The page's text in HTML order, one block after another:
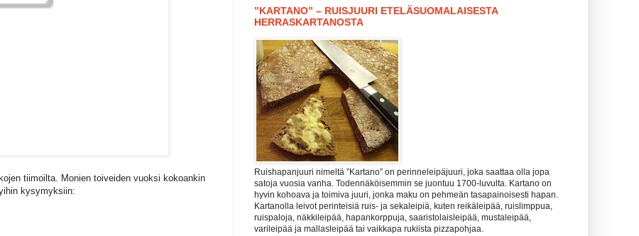
tiimoilta. Monien toiveiden vuoksi kokoankin
kysymyksiin:
”KARTANO” – RUISJUURI ETELÄSUOMALAISESTA
HERRASKARTANOSTA
Ruishapanjuuri nimeltä ”Kartano” on perinneleipäjuuri, joka saattaa olla jopa
satoja vuosia vanha. Todennäköisemmin se juontuu 1700-luvulta. Kartano on
hyvin kohoava ja toimiva juuri, jonka maku on pehmeän tasapainoisesti hapan.
Kartanolla leivot perinteisiä ruis- ja sekaleipiä, kuten reikäleipää, ruislimppua,
ruispaloja, näkkileipää, hapankorppuja, saaristolaisleipää, mustaleipää,
varileipää ja mallasleipää tai vaikkapa rukiista pizzapohjaa.